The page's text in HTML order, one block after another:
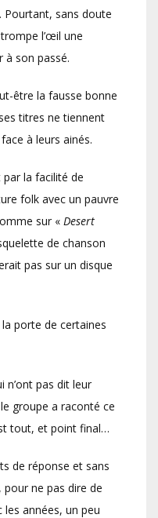
. Pourtant, sans doute
l’œil une
à son passé.
être la fausse bonne
titres ne tiennent
à leurs ainés.
la facilité de
folk avec un pauvre
sur « Desert
de chanson
pas sur un disque
porte de certaines
n’ont pas dit leur
groupe a raconté ce
tout, et point final…
de réponse et sans
ne pas dire de
les années, un peu